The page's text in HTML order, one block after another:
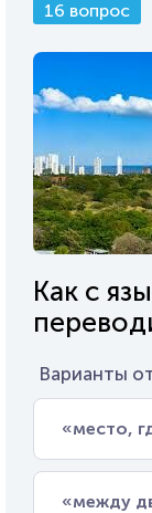
16 вопрос
Как с
Варианты
«место,
«между